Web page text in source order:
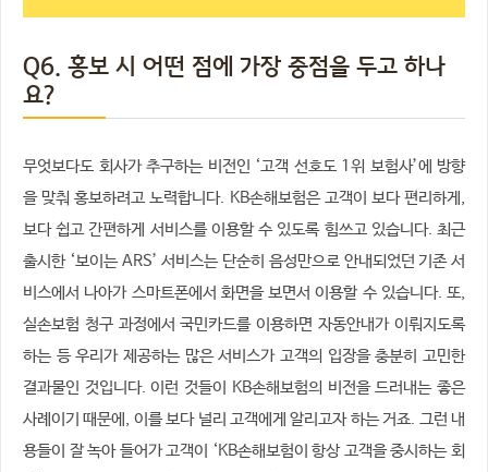
Q6. 홍보 시 어떤 점에 가장 중점을 두고 하나
요?
무엇보다도 회사가 추구하는 비전인 ‘고객 선호도 1위 보험사’에 방향
을 맞춰 홍보하려고 노력합니다. KB손해보험은 고객이 보다 편리하게,
보다 쉽고 간편하게 서비스를 이용할 수 있도록 힘쓰고 있습니다. 최근
출시한 ‘보이는 ARS’ 서비스는 단순히 음성만으로 안내되었던 기존 서
비스에서 나아가 스마트폰에서 화면을 보면서 이용할 수 있습니다. 또,
실손보험 청구 과정에서 국민카드를 이용하면 자동안내가 이뤄지도록
하는 등 우리가 제공하는 많은 서비스가 고객의 입장을 충분히 고민한
결과물인 것입니다. 이런 것들이 KB손해보험의 비전을 드러내는 좋은
사례이기 때문에, 이를 보다 널리 고객에게 알리고자 하는 거죠. 그런 내
용들이 잘 녹아 들어가 고객이 ‘KB손해보험이 항상 고객을 중시하는 회